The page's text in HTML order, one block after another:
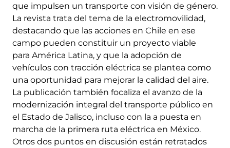
que impulsen un transporte con visión de género.
La revista trata del tema de la electromovilidad,
destacando que las acciones en Chile en ese
campo pueden constituir un proyecto viable
para América Latina, y que la adopción de
vehículos con tracción eléctrica se plantea como
una oportunidad para mejorar la calidad del aire.
La publicación también focaliza el avanzo de la
modernización integral del transporte público en
el Estado de Jalisco, incluso con la a puesta en
marcha de la primera ruta eléctrica en México.
Otros dos puntos en discusión están retratados